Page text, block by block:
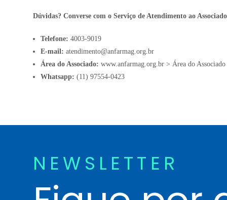
Dúvidas? Converse com o Serviço de Atendimento ao Associado
Telefone: 4003-9019
E-mail: atendimento@anfarmag.org.br
Área do Associado: www.anfarmag.org.br > Área do
Whatsapp: (11) 97554-0423
NEWSLETTER